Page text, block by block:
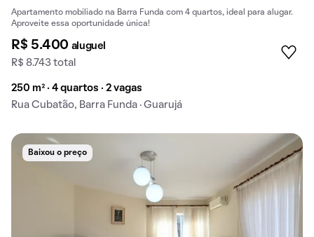
Apartamento mobiliado na Barra Funda com 4 quartos, ideal para alugar.
Aproveite essa oportunidade única!
R$ 5.400 aluguel
R$ 8.743 total
250 m² · 4 quartos · 2 vagas
Rua Cubatão, Barra Funda · Guarujá
Baixou o preço